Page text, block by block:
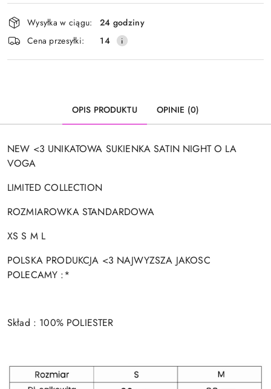
Dostępność
i
dostawa
Wysyłka w ciągu:
24 godziny
Cena przesyłki:
14
OPIS PRODUKTU OPINIE (0)
NEW <3 UNIKATOWA SUKIENKA SATIN NIGHT O LA
VOGA
LIMITED COLLECTION
ROZMIAROWKA STANDARDOWA
XS S M L
POLSKA PRODUKCJA <3 NAJWYZSZA JAKOSC
POLECAMY :*
Skład : 100% POLIESTER